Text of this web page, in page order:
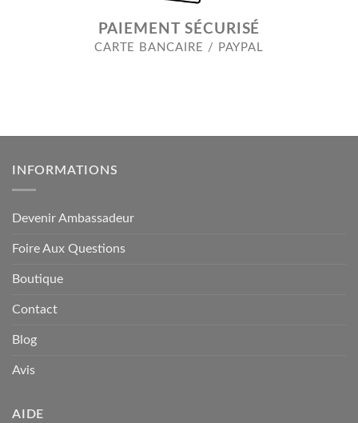
PAIEMENT SÉCURISÉ
CARTE BANCAIRE / PAYPAL
INFORMATIONS
Devenir Ambassadeur
Foire Aux Questions
Boutique
Contact
Blog
Avis
AIDE